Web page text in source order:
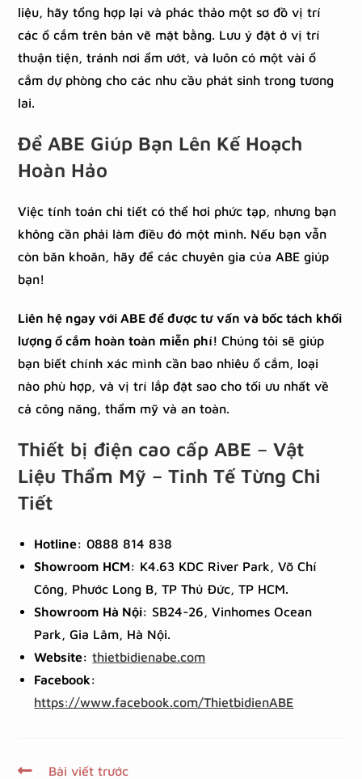
liệu, hãy tổng hợp lại và phác thảo một sơ đồ vị trí
các ổ cắm trên bản vẽ mặt bằng. Lưu ý đặt ở vị trí
thuận tiện, tránh nơi ẩm ướt, và luôn có một vài ổ
cắm dự phòng cho các nhu cầu phát sinh trong tương
lai.
Để ABE Giúp Bạn Lên Kế Hoạch
Hoàn Hảo
Việc tính toán chi tiết có thể hơi phức tạp, nhưng bạn
không cần phải làm điều đó một mình. Nếu bạn vẫn
còn băn khoăn, hãy để các chuyên gia của ABE giúp
bạn!
Liên hệ ngay với ABE để được tư vấn và bốc tách khối
lượng ổ cắm hoàn toàn miễn phí! Chúng tôi sẽ giúp
bạn biết chính xác mình cần bao nhiêu ổ cắm, loại
nào phù hợp, và vị trí lắp đặt sao cho tối ưu nhất về
cả công năng, thẩm mỹ và an toàn.
Thiết bị điện cao cấp ABE –Vật
Liệu Thẩm Mỹ – Tinh Tế Từng Chi
Tiết
Hotline: 0888 814 838
Showroom HCM: K4.63 KDC River Park, Võ Chí
Công, Phước Long B, TP Thủ Đức, TP HCM.
Showroom Hà Nội: SB24-26, Vinhomes Ocean
Park, Gia Lâm, Hà Nội.
Website: thietbidienabe.com
Facebook:
https://www.facebook.com/ThietbidienABE
Bài viết trước